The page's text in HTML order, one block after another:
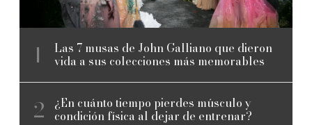
Las 7 musas de John Galliano que dieron
vida a sus colecciones más memorables
¿En cuánto tiempo pierdes músculo y
condición física al dejar de entrenar?